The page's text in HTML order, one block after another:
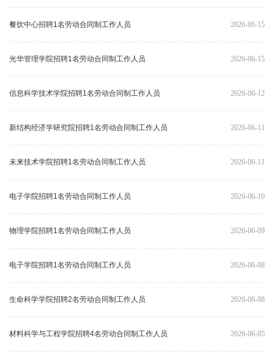
2026-06-15
餐饮中心招聘1名劳动合同制工作人员
2026-06-15
光华管理学院招聘1名劳动合同制工作人员
2026-06-12
信息科学技术学院招聘1名劳动合同制工作人员
2026-06-11
新结构经济学研究院招聘1名劳动合同制工作人员
2026-06-11
未来技术学院招聘1名劳动合同制工作人员
2026-06-10
电子学院招聘1名劳动合同制工作人员
2026-06-09
物理学院招聘1名劳动合同制工作人员
2026-06-08
电子学院招聘1名劳动合同制工作人员
2026-06-08
生命科学学院招聘2名劳动合同制工作人员
2026-06-05
材料科学与工程学院招聘4名劳动合同制工作人员